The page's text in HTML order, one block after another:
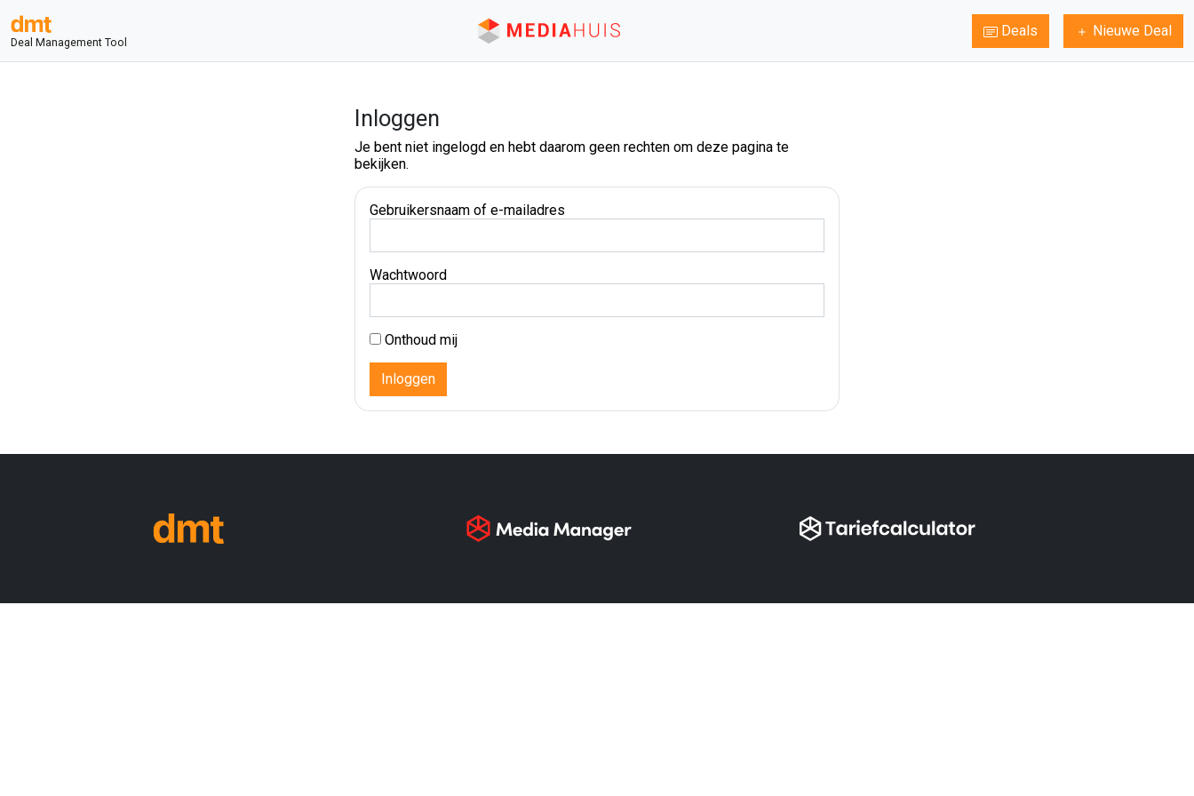
Deal Management Tool
Deals Nieuwe Deal
Inloggen
Je bent niet ingelogd en hebt daarom geen rechten om deze pagina te
bekijken.
Gebruikersnaam of e-mailadres
Wachtwoord
Onthoud mij